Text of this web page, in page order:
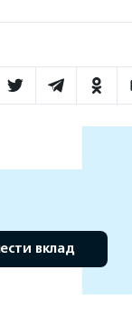
вклад